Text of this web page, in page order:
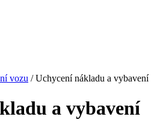
vozu / Uchycení nákladu a vybavení
a vybavení